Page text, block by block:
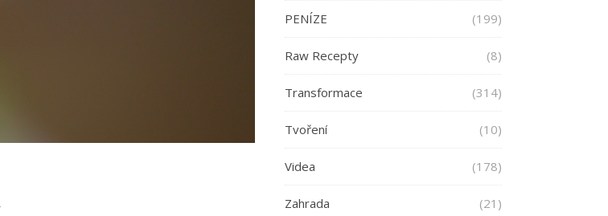
PENÍZE (199)
Raw Recepty (8)
Transformace (314)
Tvoření (10)
Videa (178)
Zahrada (21)